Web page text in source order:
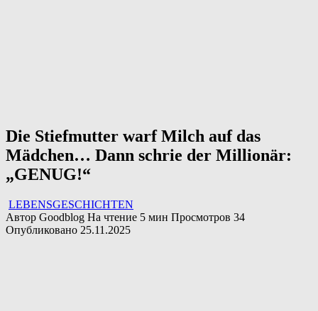
Die Stiefmutter warf Milch auf das
Mädchen… Dann schrie der Millionär:
„GENUG!“
LEBENSGESCHICHTEN
Автор Goodblog На чтение 5 мин Просмотров 34
Опубликовано 25.11.2025